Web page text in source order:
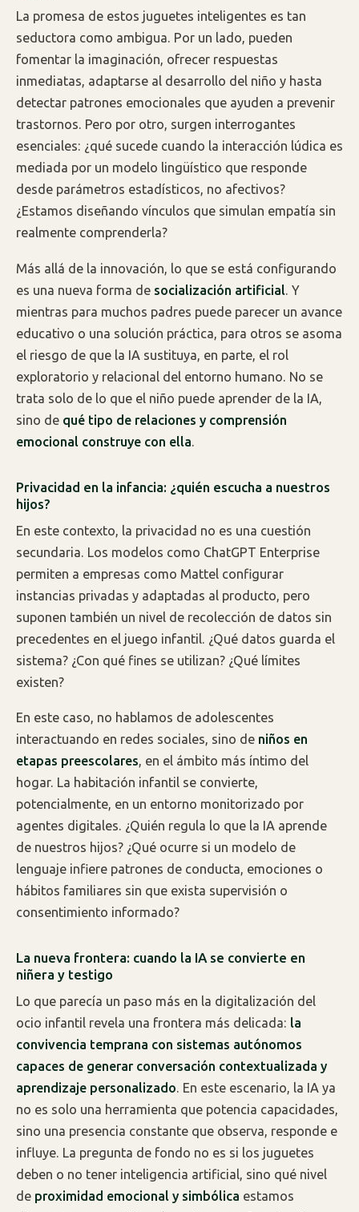
La promesa de estos juguetes inteligentes es tan
seductora como ambigua. Por un lado, pueden
fomentar la imaginación, ofrecer respuestas
inmediatas, adaptarse al desarrollo del niño y hasta
detectar patrones emocionales que ayuden a prevenir
trastornos. Pero por otro, surgen interrogantes
esenciales: ¿qué sucede cuando la interacción lúdica es
mediada por un modelo lingüístico que responde
desde parámetros estadísticos, no afectivos?
¿Estamos diseñando vínculos que simulan empatía sin
realmente comprenderla?
Más allá de la innovación, lo que se está configurando
es una nueva forma de socialización artificial. Y
mientras para muchos padres puede parecer un avance
educativo o una solución práctica, para otros se asoma
el riesgo de que la IA sustituya, en parte, el rol
exploratorio y relacional del entorno humano. No se
trata solo de lo que el niño puede aprender de la IA,
sino de qué tipo de relaciones y comprensión
emocional construye con ella.
Privacidad en la infancia: ¿quién escucha a nuestros
hijos?
En este contexto, la privacidad no es una cuestión
secundaria. Los modelos como ChatGPT Enterprise
permiten a empresas como Mattel configurar
instancias privadas y adaptadas al producto, pero
suponen también un nivel de recolección de datos sin
precedentes en el juego infantil. ¿Qué datos guarda el
sistema? ¿Con qué fines se utilizan? ¿Qué límites
existen?
En este caso, no hablamos de adolescentes
interactuando en redes sociales, sino de niños en
etapas preescolares, en el ámbito más íntimo del
hogar. La habitación infantil se convierte,
potencialmente, en un entorno monitorizado por
agentes digitales. ¿Quién regula lo que la IA aprende
de nuestros hijos? ¿Qué ocurre si un modelo de
lenguaje infiere patrones de conducta, emociones o
hábitos familiares sin que exista supervisión o
consentimiento informado?
La nueva frontera: cuando la IA se convierte en
niñera y testigo
Lo que parecía un paso más en la digitalización del
ocio infantil revela una frontera más delicada: la
convivencia temprana con sistemas autónomos
capaces de generar conversación contextualizada y
aprendizaje personalizado. En este escenario, la IA ya
no es solo una herramienta que potencia capacidades,
sino una presencia constante que observa, responde e
influye. La pregunta de fondo no es si los juguetes
deben o no tener inteligencia artificial, sino qué nivel
de proximidad emocional y simbólica estamos